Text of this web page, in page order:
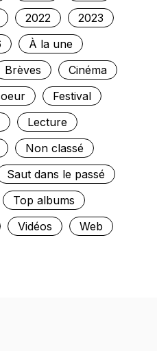
2022
2023
À la une
Brèves
Cinéma
Festival
Lecture
Non classé
Saut dans le passé
Top albums
Vidéos Web